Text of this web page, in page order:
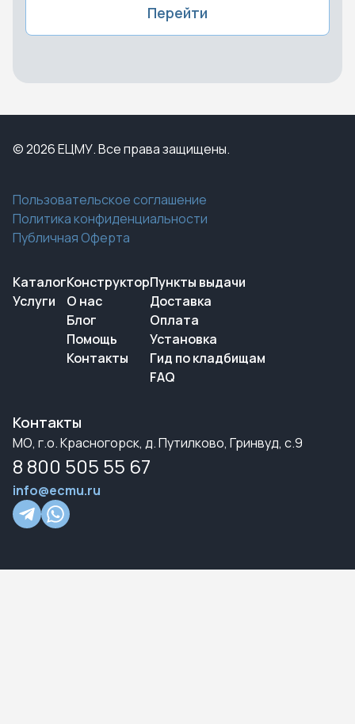
Перейти
© 2026 ЕЦМУ. Все права защищены.
Пользовательское соглашение
Политика конфиденциальности
Публичная Оферта
Каталог
Услуги
Конструктор
О нас
Блог
Помощь
Контакты
Пункты выдачи
Доставка
Оплата
Установка
Гид по кладбищам
FAQ
Контакты
МО, г.о. Красногорск, д. Путилково, Гринвуд, с.9
8 800 505 55 67
info@ecmu.ru